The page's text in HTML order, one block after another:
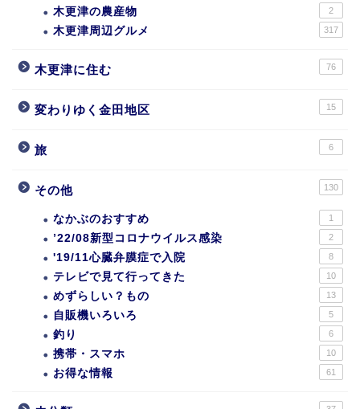
木更津の農産物 2
木更津周辺グルメ 317
木更津に住む 76
変わりゆく金田地区 15
旅 6
その他 130
なかぶのおすすめ 1
’22/08新型コロナウイルス感染 2
'19/11心臓弁膜症で入院 8
テレビで見て行ってきた 10
めずらしい？もの 13
自販機いろいろ 5
釣り 6
携帯・スマホ 10
お得な情報 61